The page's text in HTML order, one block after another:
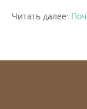
Читать далее: